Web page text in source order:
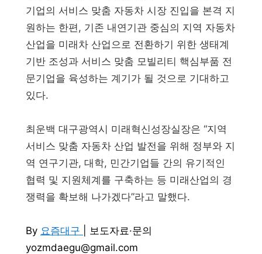
기업의 서비스 맞춤 자동차 시장 진입을 본격 지
원하는 한편, 기존 내연기관 중심의 지역 자동차
산업을 미래차 산업으로 전환하기 위한 생태계
기반 조성과 서비스 맞춤 모빌리티 핵심부품 전
문기업을 육성하는 계기가 될 것으로 기대하고
있다.
최운백 대구광역시 미래혁신성장실장은 “지역
서비스 맞춤 자동차 산업 발전을 위해 정부와 지
역 연구기관, 대학, 민간기업들 간의 유기적인
협력 및 지원체계를 구축하는 등 미래산업의 경
쟁력을 확보해 나가겠다”라고 말했다.
By 요즘대구 | 보도자료·문의
yozmdaegu@gmail.com